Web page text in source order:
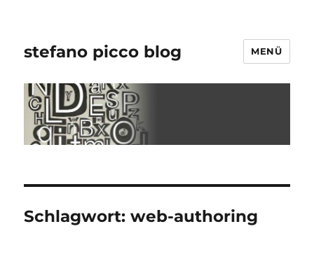
stefano picco blog MENÜ
Schlagwort:web-authoring